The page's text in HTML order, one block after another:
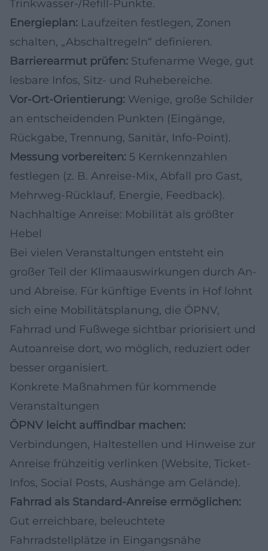
Trinkwasser-/Refill-Punkte.
Energieplan: Laufzeiten festlegen, Zonen
schalten, „Abschaltregeln“ definieren.
Barrierearmut prüfen: Stufenarme Wege, gut
lesbare Infos, Sitz- und Ruhebereiche.
Vor-Ort-Orientierung: Wenige, große Schilder
an entscheidenden Punkten (Eingänge,
Rückgabe, Trennung, Sanitär, Info-Point).
Messung vorbereiten: 5 Kernkennzahlen
festlegen (z. B. Anreise-Mix, Abfall pro Gast,
Mehrweg-Rücklauf, Energie, Feedback).
Nachhaltige Anreise: Mobilität als größter
Hebel
Bei vielen Veranstaltungen entsteht ein
großer Teil der Klimaauswirkungen durch An-
und Abreise. Für künftige Events in Hof lohnt
sich eine Mobilitätsplanung, die ÖPNV,
Fahrrad und Fußwege sichtbar priorisiert und
Autoanreise dort, wo möglich, reduziert oder
besser organisiert.
Konkrete Maßnahmen für kommende
Veranstaltungen
ÖPNV leicht auffindbar machen:
Verbindungen, Haltestellen und Hinweise zur
Anreise frühzeitig verlinken (Website, Ticket-
Infos, Social Posts, Aushänge am Gelände).
Fahrrad als Standard-Anreise ermöglichen:
Gut erreichbare, beleuchtete
Fahrradstellplätze in Eingangsnähe